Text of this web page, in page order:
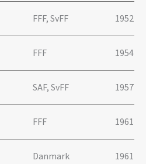
FFF, SvFF 1952
FFF 1954
SAF, SvFF 1957
FFF 1961
Danmark 1961